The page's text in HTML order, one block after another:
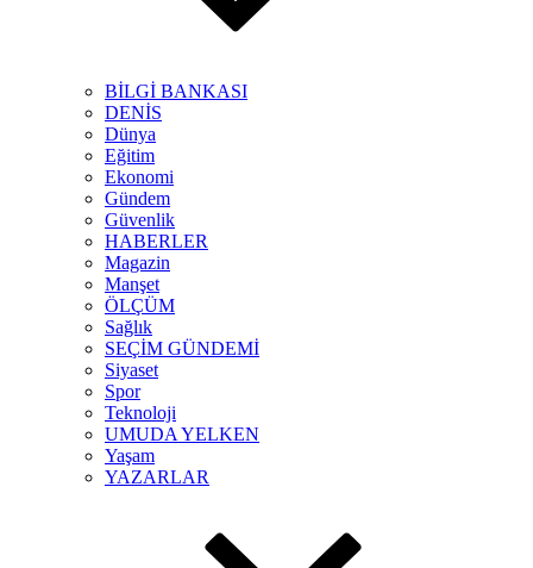
BİLGİ BANKASI
DENİS
Dünya
Eğitim
Ekonomi
Gündem
Güvenlik
HABERLER
Magazin
Manşet
ÖLÇÜM
Sağlık
SEÇİM GÜNDEMİ
Siyaset
Spor
Teknoloji
UMUDA YELKEN
Yaşam
YAZARLAR